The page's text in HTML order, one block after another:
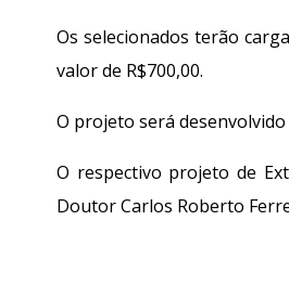
Os selecionados terão
valor de R$700,00.
O projeto será
O respectivo projeto de
Doutor Carlos Roberto